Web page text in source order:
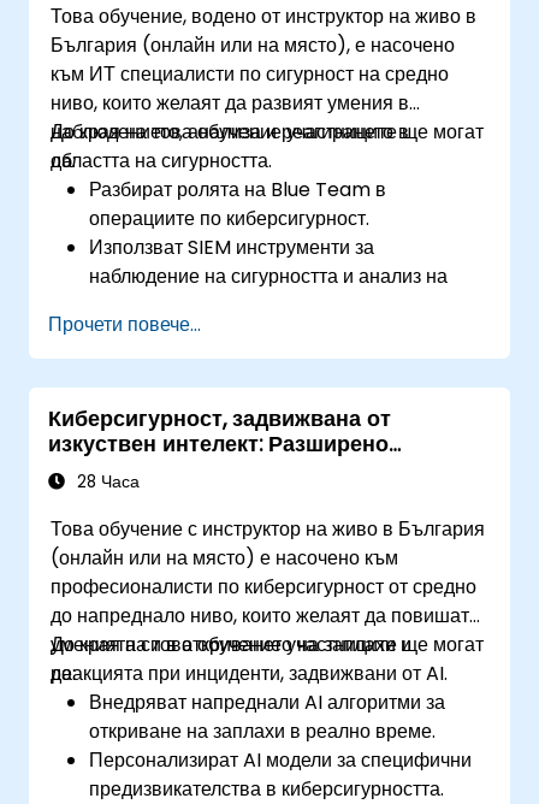
Това обучение, водено от инструктор на живо в
България (онлайн или на място), е насочено
към ИТ специалисти по сигурност на средно
ниво, които желаят да развият умения в
наблюдението, анализа и реагирането в
областта на сигурността.
До края на това обучение участниците ще могат
да:
Разбират ролята на Blue Team в
операциите по киберсигурност.
Използват SIEM инструменти за
наблюдение на сигурността и анализ на
Откриват, анализират и реагират на
инциденти в сигурността.
Извършват анализ на мрежовия трафик и
събиране на разузнавателна информация
за заплахи.
Прилагат най-добрите практики в
по сигурност (SOC).
Прочети повече...
Киберсигурност, задвижвана от
изкуствен интелект: Разширено
откриване и реакция на заплахи
28 Часа
Това обучение с инструктор на живо в България
(онлайн или на място) е насочено към
професионалисти по киберсигурност от средно
до напреднало ниво, които желаят да повишат
уменията си в откриването на заплахи и
реакцията при инциденти, задвижвани от AI.
До края на това обучение участниците ще могат
да:
Внедряват напреднали AI алгоритми за
откриване на заплахи в реално време.
Персонализират AI модели за специфични
предизвикателства в киберсигурността.